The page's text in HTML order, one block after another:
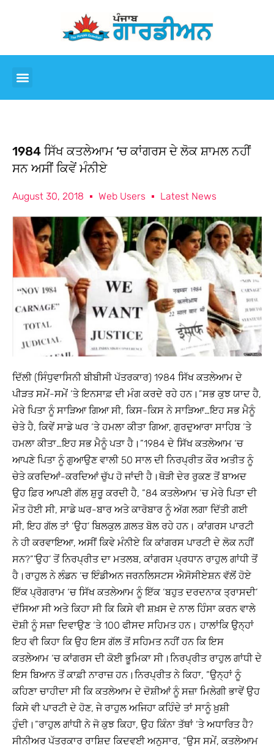
1984 ਸਿੱਖ ਕਤਲੇਆਮ ‘ਚ ਕਾਂਗਰਸ ਦੇ ਲੋਕ ਸ਼ਾਮਲ ਨਹੀਂ
ਸਨ ਅਸੀਂ ਕਿਵੇਂ ਮੰਨੀਏ
August 30, 2018 Web Users Latest News
ਦਿੱਲੀ (ਸਿੰਧੁਵਾਸਿਨੀ ਬੀਬੀਸੀ ਪੱਤਰਕਾਰ) 1984 ਸਿੱਖ ਕਤਲੇਆਮ ਦੇ
ਪੀੜਤ ਸਮੇਂ-ਸਮੇਂ ‘ਤੇ ਇਨਸਾਫ਼ ਦੀ ਮੰਗ ਕਰਦੇ ਰਹੇ ਹਨ।”ਸਭ ਕੁਝ ਯਾਦ ਹੈ,
ਮੇਰੇ ਪਿਤਾ ਨੂੰ ਸਾੜਿਆ ਗਿਆ ਸੀ, ਕਿਸ-ਕਿਸ ਨੇ ਸਾੜਿਆ…ਇਹ ਸਭ ਮੈਨੂੰ
ਚੇਤੇ ਹੈ, ਕਿਵੇਂ ਸਾਡੇ ਘਰ ‘ਤੇ ਹਮਲਾ ਕੀਤਾ ਗਿਆ, ਗੁਰਦੁਆਰਾ ਸਾਹਿਬ ‘ਤੇ
ਹਮਲਾ ਕੀਤਾ…ਇਹ ਸਭ ਮੈਨੂੰ ਪਤਾ ਹੈ।”1984 ਦੇ ਸਿੱਖ ਕਤਲੇਆਮ ‘ਚ
ਆਪਣੇ ਪਿਤਾ ਨੂੰ ਗੁਆਉਣ ਵਾਲੀ 50 ਸਾਲ ਦੀ ਨਿਰਪ੍ਰੀਤ ਕੌਰ ਅਤੀਤ ਨੂੰ
ਚੇਤੇ ਕਰਦਿਆਂ-ਕਰਦਿਆਂ ਚੁੱਪ ਹੋ ਜਾਂਦੀ ਹੈ।ਥੋੜੀ ਦੇਰ ਰੁਕਣ ਤੋਂ ਬਾਅਦ
ਉਹ ਫ਼ਿਰ ਆਪਣੀ ਗੱਲ ਸ਼ੁਰੂ ਕਰਦੀ ਹੈ, ”84 ਕਤਲੇਆਮ ‘ਚ ਮੇਰੇ ਪਿਤਾ ਦੀ
ਮੌਤ ਹੋਈ ਸੀ, ਸਾਡੇ ਘਰ-ਬਾਰ ਅਤੇ ਕਾਰੋਬਾਰ ਨੂੰ ਅੱਗ ਲਗਾ ਦਿੱਤੀ ਗਈ
ਸੀ, ਇਹ ਗੱਲ ਤਾਂ ‘ਉਹ’ ਬਿਲਕੁਲ ਗ਼ਲਤ ਬੋਲ ਰਹੇ ਹਨ। ਕਾਂਗਰਸ ਪਾਰਟੀ
ਨੇ ਹੀ ਕਰਵਾਇਆ, ਅਸੀਂ ਕਿਵੇ ਮੰਨੀਏ ਕਿ ਕਾਂਗਰਸ ਪਾਰਟੀ ਦੇ ਲੋਕ ਨਹੀਂ
ਸਨ?”’ਉਹ’ ਤੋਂ ਨਿਰਪ੍ਰੀਤ ਦਾ ਮਤਲਬ, ਕਾਂਗਰਸ ਪ੍ਰਧਾਨ ਰਾਹੁਲ ਗਾਂਧੀ ਤੋਂ
ਹੈ।ਰਾਹੁਲ ਨੇ ਲੰਡਨ ‘ਚ ਇੰਡੀਅਨ ਜਰਨਲਿਸਟਸ ਐਸੋਸੀਏਸ਼ਨ ਵੱਲੋਂ ਹੋਏ
ਇੱਕ ਪ੍ਰੋਗਰਾਮ ‘ਚ ਸਿੱਖ ਕਤਲੇਆਮ ਨੂੰ ਇੱਕ ‘ਬਹੁਤ ਦਰਦਨਾਕ ਤ੍ਰਾਸਦੀ’
ਦੱਸਿਆ ਸੀ ਅਤੇ ਕਿਹਾ ਸੀ ਕਿ ਕਿਸੇ ਵੀ ਸ਼ਖ਼ਸ ਦੇ ਨਾਲ ਹਿੰਸਾ ਕਰਨ ਵਾਲੇ
ਦੋਸ਼ੀ ਨੂੰ ਸਜ਼ਾ ਦਿਵਾਉਣ ‘ਤੇ 100 ਫੀਸਦ ਸਹਿਮਤ ਹਨ। ਹਾਲਾਂਕਿ ਉਨ੍ਹਾਂ
ਇਹ ਵੀ ਕਿਹਾ ਕਿ ਉਹ ਇਸ ਗੱਲ ਤੋਂ ਸਹਿਮਤ ਨਹੀਂ ਹਨ ਕਿ ਇਸ
ਕਤਲੇਆਮ ‘ਚ ਕਾਂਗਰਸ ਦੀ ਕੋਈ ਭੂਮਿਕਾ ਸੀ।ਨਿਰਪ੍ਰੀਤ ਰਾਹੁਲ ਗਾਂਧੀ ਦੇ
ਇਸ ਬਿਆਨ ਤੋਂ ਕਾਫ਼ੀ ਨਾਰਾਜ਼ ਹਨ।ਨਿਰਪ੍ਰੀਤ ਨੇ ਕਿਹਾ, ”ਉਨ੍ਹਾਂ ਨੂੰ
ਕਹਿਣਾ ਚਾਹੀਦਾ ਸੀ ਕਿ ਕਤਲੇਆਮ ਦੇ ਦੋਸ਼ੀਆਂ ਨੂੰ ਸਜ਼ਾ ਮਿਲੇਗੀ ਭਾਵੇਂ ਉਹ
ਕਿਸੇ ਵੀ ਪਾਰਟੀ ਦੇ ਹੋਣ, ਜੇ ਰਾਹੁਲ ਅਜਿਹਾ ਕਹਿੰਦੇ ਤਾਂ ਸਾਨੂੰ ਖ਼ੁਸ਼ੀ
ਹੁੰਦੀ।”ਰਾਹੁਲ ਗਾਂਧੀ ਨੇ ਜੋ ਕੁਝ ਕਿਹਾ, ਉਹ ਕਿੰਨਾ ਤੱਥਾਂ ‘ਤੇ ਅਧਾਰਿਤ ਹੈ?
ਸੀਨੀਅਰ ਪੱਤਰਕਾਰ ਰਾਸ਼ਿਦ ਕਿਦਵਈ ਅਨੁਸਾਰ, ”ਉਸ ਸਮੇਂ, ਕਤਲੇਆਮ